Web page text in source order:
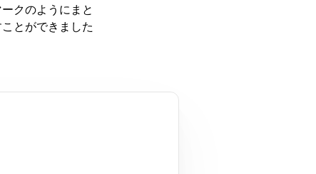
クのようにまと
とができました。